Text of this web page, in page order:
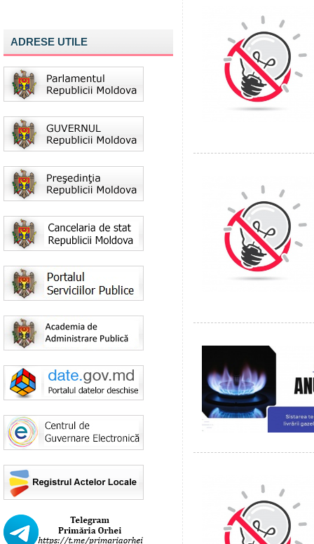
ADRESE UTILE